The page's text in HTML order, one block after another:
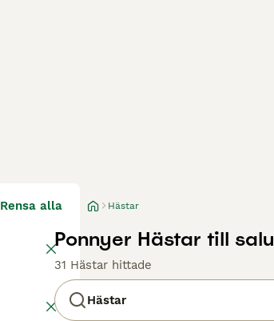
Rensa alla Hästar
Ponnyer Hästar till salu
31 Hästar hittade
Hästar